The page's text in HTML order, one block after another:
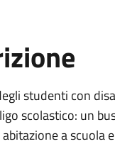
studenti con
scolastico: un
a scuola